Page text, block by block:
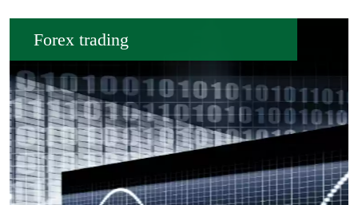
Forex trading